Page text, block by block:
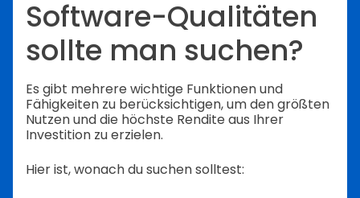
Software-Qualitäten
sollte man suchen?
Es gibt mehrere wichtige Funktionen und
Fähigkeiten zu berücksichtigen, um den größten
Nutzen und die höchste Rendite aus Ihrer
Investition zu erzielen.
Hier ist, wonach du suchen solltest: